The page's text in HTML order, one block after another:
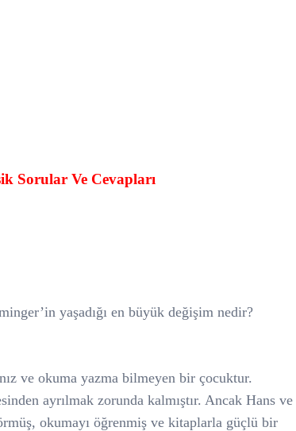
Sorular Ve Cevapları
yaşadığı en büyük değişim nedir?
ve okuma yazma bilmeyen bir çocuktur.
ayrılmak zorunda kalmıştır. Ancak Hans ve
okumayı öğrenmiş ve kitaplarla güçlü bir